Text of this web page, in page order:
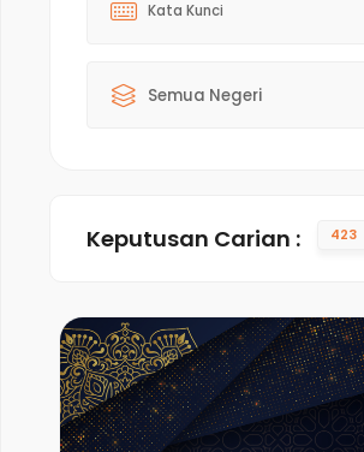
Semua Negeri
Keputusan Carian : 423